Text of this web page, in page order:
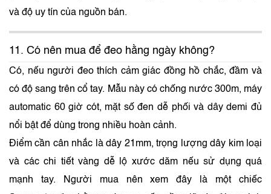
và độ uy tín của nguồn bán.
11. Có nên mua để đeo hằng ngày không?
Có, nếu người đeo thích cảm giác đồng hồ chắc, đầm và
có độ sang trên cổ tay. Mẫu này có chống nước 300m, máy
automatic 60 giờ cót, mặt số đen dễ phối và dây demi đủ
nổi bật để dùng trong nhiều hoàn cảnh.
Điểm cần cân nhắc là dây 21mm, trọng lượng dây kim loại
và các chi tiết vàng dễ lộ xước dăm nếu sử dụng quá
mạnh tay. Người mua nên xem đây là một chiếc